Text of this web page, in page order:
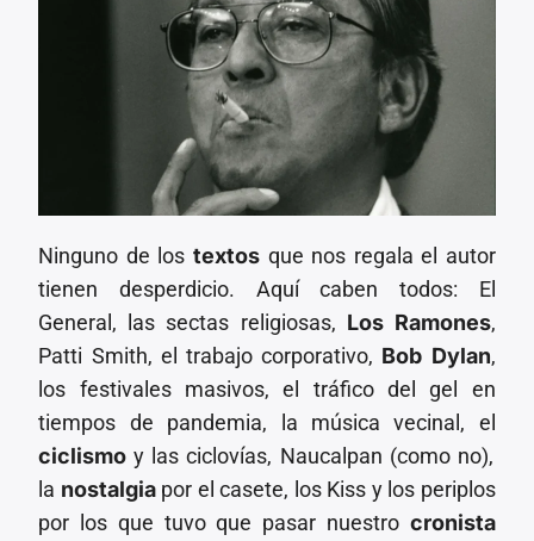
Ninguno de los textos que nos regala el autor
tienen desperdicio. Aquí caben todos: El
General, las sectas religiosas, Los Ramones,
Patti Smith, el trabajo corporativo, Bob Dylan,
los festivales masivos, el tráfico del gel en
tiempos de pandemia, la música vecinal, el
ciclismo y las ciclovías, Naucalpan (como no),
la nostalgiapor el casete, los Kiss y los periplos
por los que tuvo que pasar nuestrocronista